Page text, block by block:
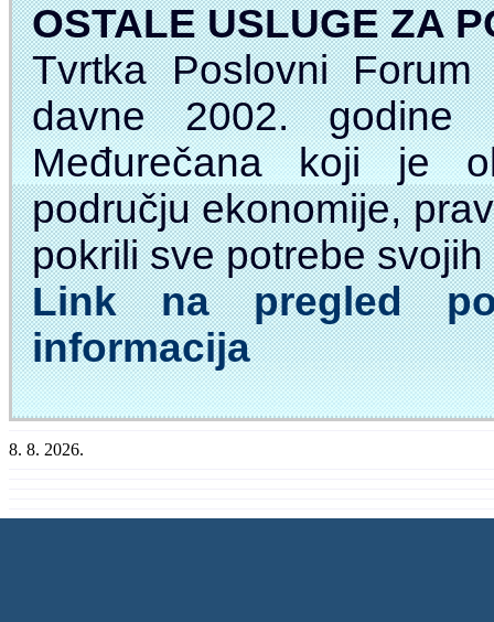
OSTALE USLUGE ZA
Tvrtka Poslovni
davne 2002.
Međurečana koji je
području ekonomije,
pokrili sve potrebe svojih
Link na pregled
informacija
8. 8. 2026.